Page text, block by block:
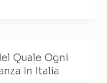
Quale Ogni
In Italia